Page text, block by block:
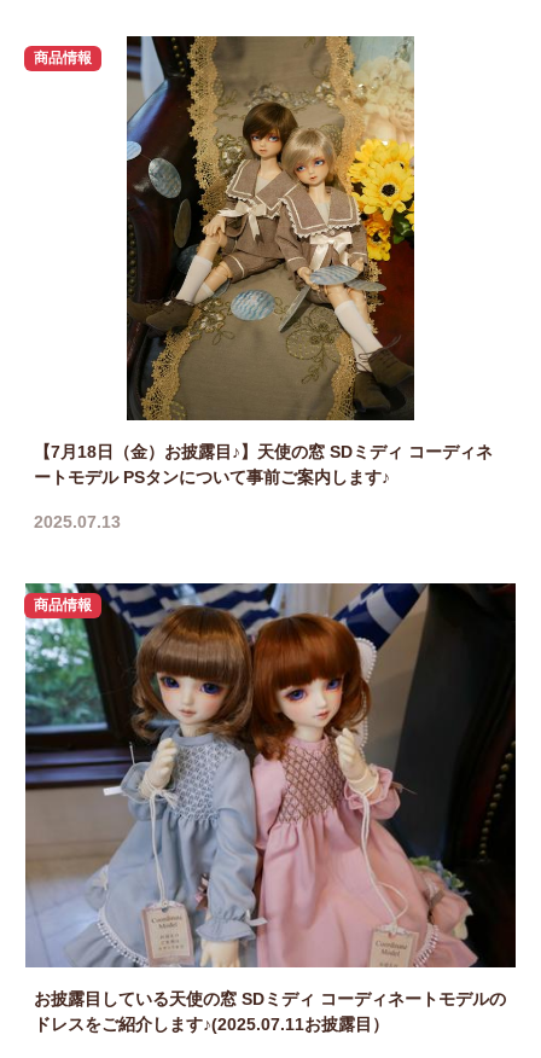
商品情報
【7月18日（金）お披露目♪】天使の窓 SDミディ コーディネ
ートモデル PSタンについて事前ご案内します♪
2025.07.13
商品情報
お披露目している天使の窓 SDミディ コーディネートモデルの
ドレスをご紹介します♪(2025.07.11お披露目）